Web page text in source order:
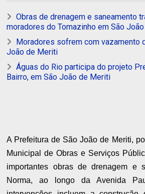
Obras de drenagem e saneamento
moradores do Tomazinho em São
Moradores sofrem com vazamento
João de Meriti
Águas do Rio participa do projeto
Bairro, em São João de Meriti
A Prefeitura de São João de Meriti,
Municipal de Obras e Serviços
importantes obras de drenagem e
Norma, ao longo da Avenida